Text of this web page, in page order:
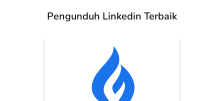
Pengunduh Linkedin Terbaik